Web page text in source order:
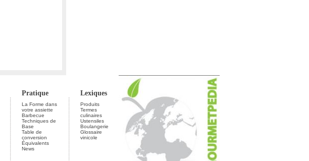
Pratique Lexiques
La Forme dans
votre assiette
Barbecue
Techniques de
Base
Table de
conversion
Équivalents
News
Produits
Termes
culinaires
Ustensiles
Boulangerie
Glossaire
vinicole